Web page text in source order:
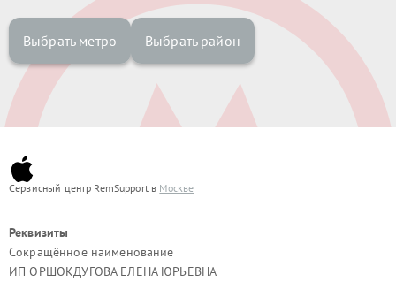
Выбрать метро Выбрать район
Сервисный центр RemSupport в Москве
Реквизиты
Сокращённое наименование
ИП ОРШОКДУГОВА ЕЛЕНА ЮРЬЕВНА